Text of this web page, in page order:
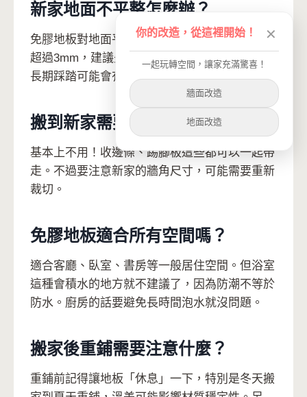
新家地面不平整怎麼辦？
免膠地板對地面平整度要求不高，但如果高低差
超過3mm，建議先用自流平或薄墊材處理。不然
長期踩踏可能會有聲響或變形。
搬到新家需要重新購買配件嗎？
基本上不用！收邊條、踢腳板這些都可以一起帶
走。不過要注意新家的牆角尺寸，可能需要重新
裁切。
免膠地板適合所有空間嗎？
適合客廳、臥室、書房等一般居住空間。但浴室
這種會積水的地方就不建議了，因為防潮不等於
防水。廚房的話要避免長時間泡水就沒問題。
搬家後重鋪需要注意什麼？
重鋪前記得讓地板「休息」一下，特別是冬天搬
你的改造，從這裡開始！ ✕
一起玩轉空間，讓家充滿驚喜！
牆面改造
地面改造